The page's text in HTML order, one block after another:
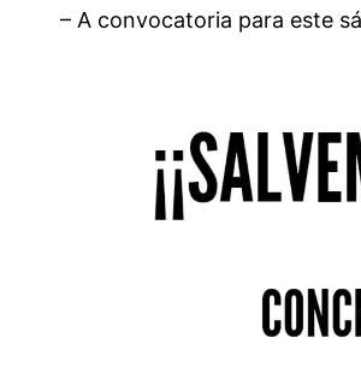
– A convocatoria para este